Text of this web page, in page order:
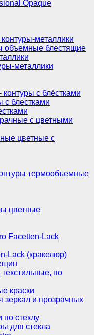
Opaque
металлики
объемные блестящие
металлики
с блёстками
с блестками
с цветными
цветные с
термообъемные
цветные
Facetten-Lack
Lack (кракелюр)
по
краски
зеркал и прозрачных
по стеклу
для стекла